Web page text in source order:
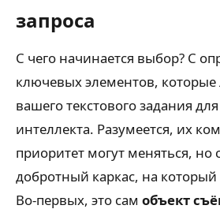
запроса
С чего начинается выбор? С
ключевых элементов, которые
вашего текстового задания
интеллекта. Разумеется, их
приоритет могут меняться, но
добротный каркас, на
Во-первых, это сам объект